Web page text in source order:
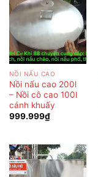
NỒI NẤU CAO
Nồi nấu cao 200l
– Nồi cô cao 100l
cánh khuấy
999.999₫